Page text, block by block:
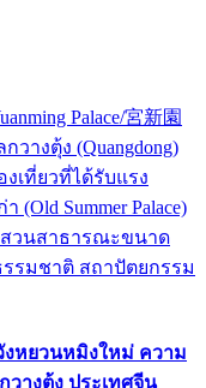
Palace/宮新園
วางตุ้ง (Quangdong)
เที่ยวที่ได้รับแรง
Summer Palace)
วนสาธารณะขนาด
รมชาติ สถาปัตยกรรม
งหยวนหมิงใหม่ ความ
างตุ้ง ประเทศจีน